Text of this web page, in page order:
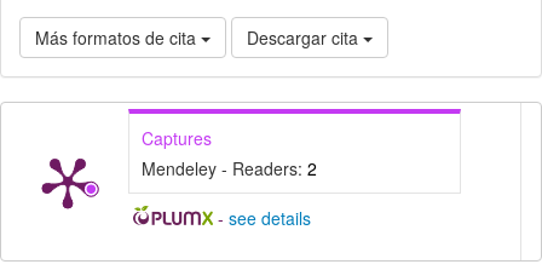
Más formatos de cita Descargar cita
Captures
Mendeley - Readers: 2
- see details